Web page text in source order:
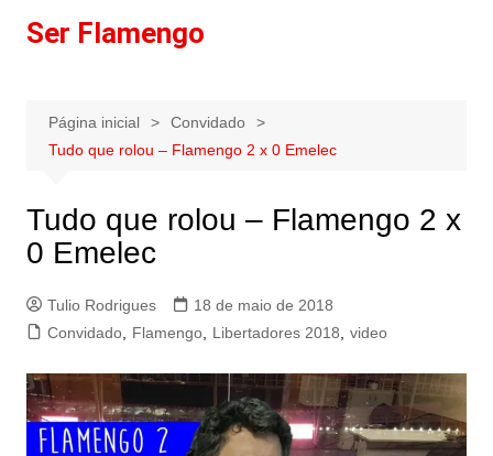
paraSer Flamengo
Página inicial
Convidado
Tudo que rolou – Flamengo 2 x 0 Emelec
Tudo que rolou – Flamengo 2 x
0 Emelec
Tulio Rodrigues
18 de maio de 2018
Convidado, Flamengo, Libertadores 2018 video